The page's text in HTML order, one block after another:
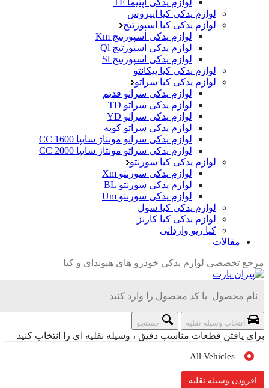
لوازم یدکی اپتیما TF
لوازم یدکی کیا اپیروس
لوازم یدکی کیا اسپورتیج
لوازم یدکی اسپورتیج Km
لوازم یدکی اسپورتیج Ql
لوازم یدکی اسپورتیج Sl
لوازم یدکی کیا پیکانتو
لوازم یدکی کیا سراتو
لوازم یدکی سراتو قدیم
لوازم یدکی سراتو TD
لوازم یدکی سراتو YD
لوازم یدکی سراتو کوپه
لوازم یدکی سراتو مونتاژ سایپا 1600 CC
لوازم یدکی سراتو مونتاژ سایپا 2000 CC
لوازم یدکی کیا سورنتو
لوازم یدکی سورنتو Xm
لوازم یدکی سورنتو BL
لوازم یدکی سورنتو Um
لوازم یدکی کیا سول
لوازم یدکی کیا کارنز
کیا ریو وارداتی
مقالات
تخصصی لوازم یدکی خودرو های هیوندای و کیا
انتخاب وسیله نقلیه جستجو
قطعات مناسب دقیق ، وسیله نقلیه ای را انتخاب کنید
All Vehicles
وسیله نقلیه